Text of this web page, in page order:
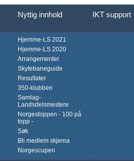
Nyttig innhold IKT support
Hjemme-LS 2021
Hjemme-LS 2020
Arrangementer
Skytebaneguide
Resultater
350-klubben
Samlag-
Landsdelsmestere
Norgestoppen - 100 på
topp -
Søk
Bli medlem skjema
Norgescupen